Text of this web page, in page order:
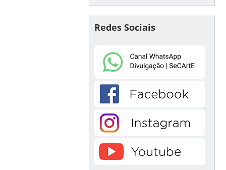
Redes Sociais